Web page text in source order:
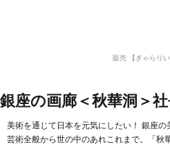
販売 【ぎゃらりい
銀座の画廊＜秋華洞＞
美術を通じて日本を元気にしたい！ 銀座
芸術全般から世の中のあれこれまで。「秋